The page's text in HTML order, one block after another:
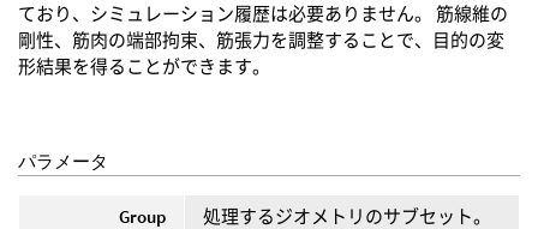
ており、シミュレーション履歴は必要ありません。 筋線維の
剛性、筋肉の端部拘束、筋張力を調整することで、目的の変
形結果を得ることができます。
パラメータ
Group 処理するジオメトリのサブセット。